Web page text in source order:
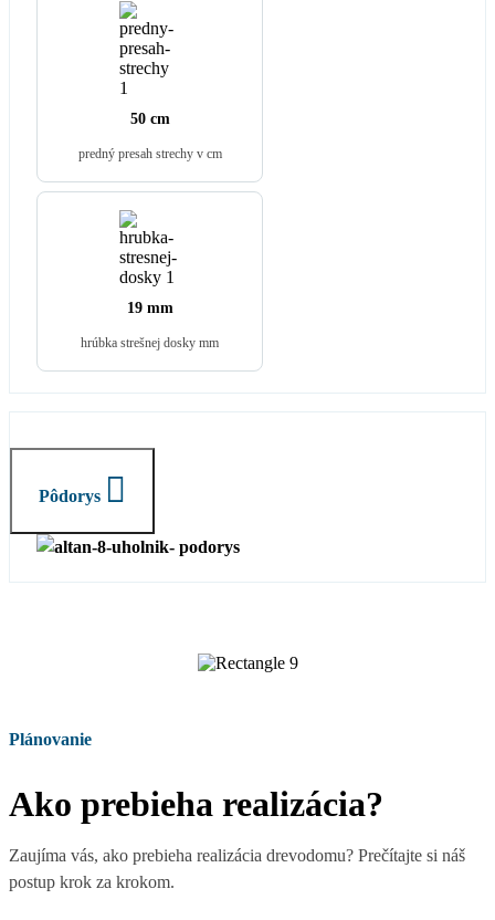
50 cm
predný presah strechy v cm
19 mm
hrúbka strešnej dosky mm
Pôdorys
Plánovanie
Ako prebieha realizácia?
Zaujíma vás, ako prebieha realizácia drevodomu? Prečítajte si náš
postup krok za krokom.